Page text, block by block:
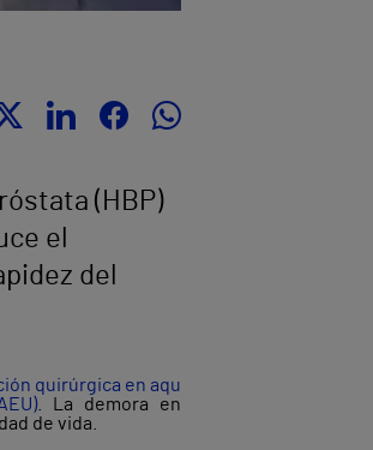
(HBP)
el
del
quirúrgica en aqu
. La demora en
de vida.